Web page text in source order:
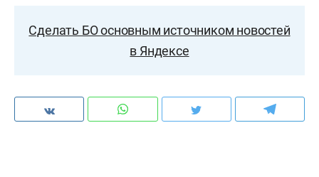
Сделать БО основным источником новостей
в Яндексе